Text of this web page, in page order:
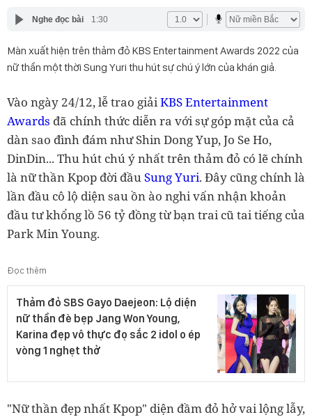
Nghe đọc bài 1:30
Màn xuất hiện trên thảm đỏ KBS Entertainment Awards 2022 của
nữ thần một thời Sung Yuri thu hút sự chú ý lớn của khán giả.
Vào ngày 24/12, lễ trao giảiKBS Entertainment
Awards đã chính thức diễn ra với sự góp mặt của cả
dàn sao đình đám như Shin Dong Yup, Jo Se Ho,
DinDin... Thu hút chú ý nhất trên thảm đỏ có lẽ chính
là nữ thần Kpop đời đầuSung Yuri. Đây cũng chính là
lần đầu cô lộ diện sau ồn ào nghi vấn nhận khoản
đầu tư khổng lồ 56 tỷ đồng từ bạn trai cũ tai tiếng của
Park Min Young.
Đọc thêm
Thảm đỏ SBS Gayo Daejeon: Lộ diện
nữ thần đè bẹp Jang Won Young,
Karina đẹp vô thực đọ sắc 2 idol o ép
vòng 1 nghẹt thở
"Nữ thần đẹp nhất Kpop" diện đầm đỏ hở vai lộng lẫy,